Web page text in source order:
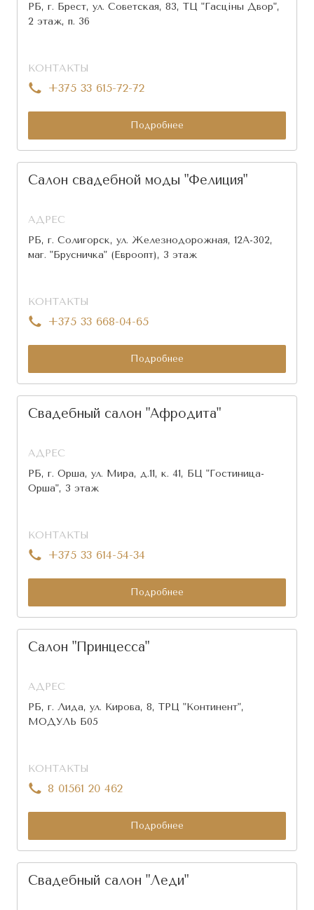
РБ, г. Брест, ул. Советская, 83, ТЦ "Гасціны Двор",
2 этаж, п. 36
КОНТАКТЫ
+375 33 615-72-72
Подробнее
Салон свадебной моды "Фелиция"
АДРЕС
РБ, г. Солигорск, ул. Железнодорожная, 12А-302,
маг. "Брусничка" (Евроопт), 3 этаж
КОНТАКТЫ
+375 33 668-04-65
Подробнее
Свадебный салон "Афродита"
АДРЕС
РБ, г. Орша, ул. Мира, д.11, к. 41, БЦ "Гостиница-
Орша", 3 этаж
КОНТАКТЫ
+375 33 614-54-34
Подробнее
Салон "Принцесса"
АДРЕС
РБ, г. Лида, ул. Кирова, 8, ТРЦ "Континент",
МОДУЛЬ Б05
КОНТАКТЫ
8 01561 20 462
Подробнее
Свадебный салон "Леди"